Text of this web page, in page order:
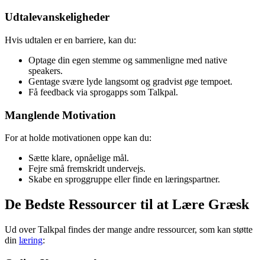
Udtalevanskeligheder
Hvis udtalen er en barriere, kan du:
Optage din egen stemme og sammenligne med native
speakers.
Gentage svære lyde langsomt og gradvist øge tempoet.
Få feedback via sprogapps som Talkpal.
Manglende Motivation
For at holde motivationen oppe kan du:
Sætte klare, opnåelige mål.
Fejre små fremskridt undervejs.
Skabe en sproggruppe eller finde en læringspartner.
De Bedste Ressourcer til at Lære Græsk
Ud over Talkpal findes der mange andre ressourcer, som kan støtte
din læring: